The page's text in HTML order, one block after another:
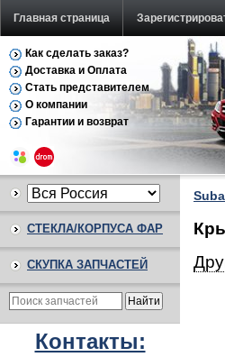
Главная страница
Как сделать заказ?
Доставка и Оплата
Стать представителем
О компании
Гарантии и возврат
СТЕКЛА/КОРПУСА ФАР
СКУПКА ЗАПЧАСТЕЙ
Контакты: